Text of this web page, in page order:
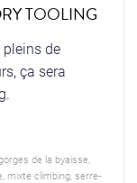
TOOLING
de
ça sera
de la byaisse,
, mixte climbing, serre-